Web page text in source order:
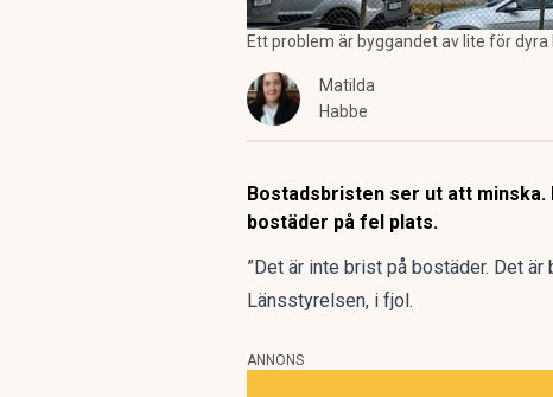
Ett problem är byggandet av lite för
Matilda
Habbe
Bostadsbristen ser ut att
bostäder på fel plats.
”Det är inte brist på bostäder. Det
Länsstyrelsen, i fjol.
ANNONS